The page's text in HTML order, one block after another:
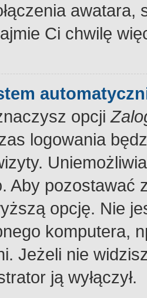
Ci chwilę
opcji
logowania
Aby pozostawać
opcję. Nie
komputera,
Jeżeli nie
ją wyłączył.